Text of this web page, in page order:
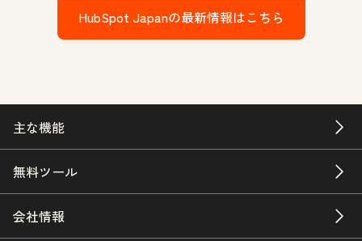
HubSpot Japanの最新情報はこちら
主な機能
無料ツール
会社情報